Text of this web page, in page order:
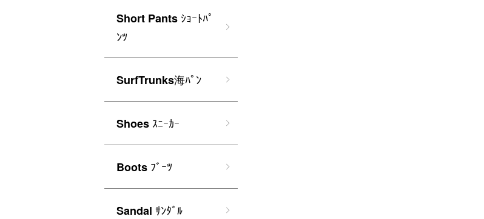
Short Pants ｼｮｰﾄﾊﾟ
ﾝﾂ
SurfTrunks海ﾊﾟﾝ
Shoes ｽﾆｰｶｰ
Boots ﾌﾞｰﾂ
Sandal ｻﾝﾀﾞﾙ